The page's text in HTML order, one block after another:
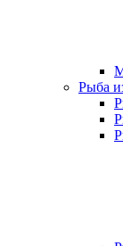
Рыба